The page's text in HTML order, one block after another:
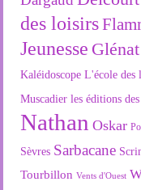
des loisirs
Jeunesse Glénat
Kaléidoscope L'école des
Muscadier les éditions
Nathan Oskar
Sèvres Sarbacane
Tourbillon Vents d'Ouest